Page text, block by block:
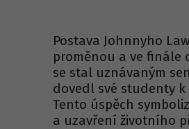
Postava Johnnyho
proměnou a ve finále
se stal uznávaným
dovedl své studenty
Tento úspěch
a uzavření životního